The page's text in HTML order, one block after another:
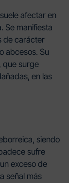
afectar en
Se manifiesta
de carácter
abcesos. Su
que surge
en las
siendo
sufre
exceso de
señal más